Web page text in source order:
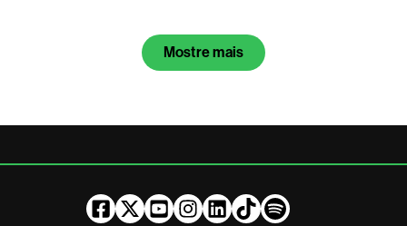
Mostre mais